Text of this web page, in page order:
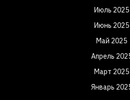
Июль 2025
Июнь 2025
Май 2025
Апрель
Март 2025
Январь